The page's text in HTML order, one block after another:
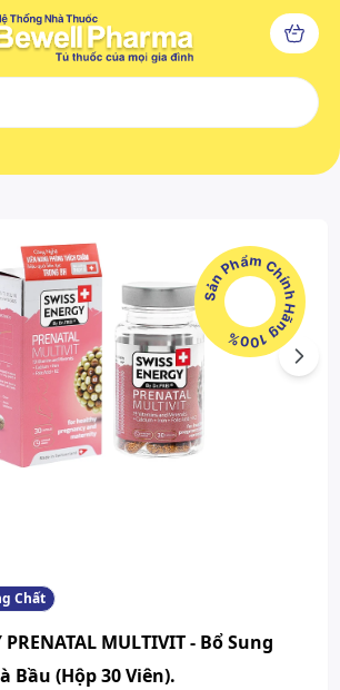
Sản Phẩm Chính Hãng 100%
Next
Chất
PRENATAL MULTIVIT - Bổ Sung
Bầu (Hộp 30 Viên).